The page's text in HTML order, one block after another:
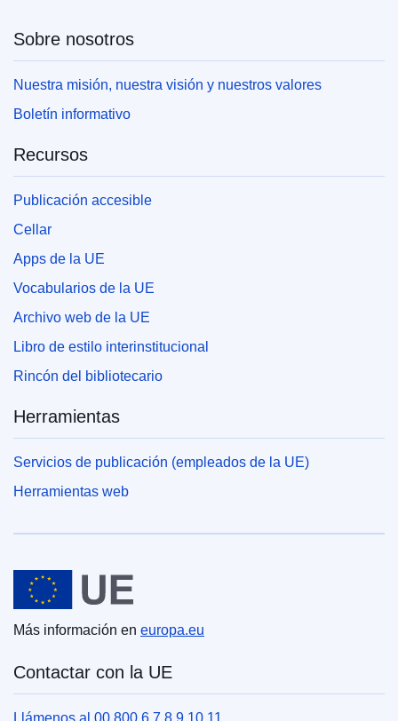
Sobre nosotros
Nuestra misión, nuestra visión y nuestros valores
Boletín informativo
Recursos
Publicación accesible
Cellar
Apps de la UE
Vocabularios de la UE
Archivo web de la UE
Libro de estilo interinstitucional
Rincón del bibliotecario
Herramientas
Servicios de publicación (empleados de la UE)
Herramientas web
Unión Europea
Más información en europa.eu
Contactar con la UE